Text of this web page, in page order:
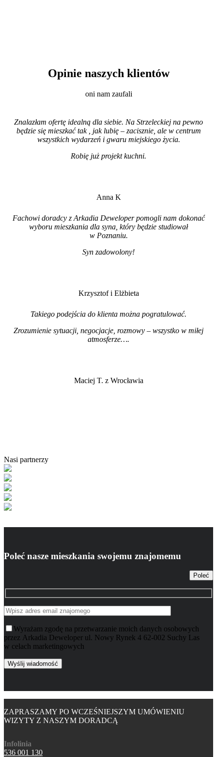
Opinie naszych klientów
oni nam zaufali
Znalazłam ofertę idealną dla siebie. Na Strzeleckiej na pewno
będzie się mieszkać tak , jak lubię – zacisznie, ale w centrum
wszystkich wydarzeń i gwaru miejskiego życia.
Robię już projekt kuchni.
Anna K
Fachowi doradcy z Arkadia Deweloper pomogli nam dokonać
wyboru mieszkania dla syna, który będzie studiował
w Poznaniu.
Syn zadowolony!
Krzysztof i Elżbieta
Takiego podejścia do klienta można pogratulować.
Zrozumienie sytuacji, negocjacje, rozmowy – wszystko w miłej
atmosferze….
Maciej T. z Wrocławia
Nasi partnerzy
Poleć nasze mieszkania swojemu znajomemu
Poleć
Wyrażam zgodę na przetwarzanie moich danych osobowych
przez Arkadia Deweloper ul. Nowy Rynek 4 62-002 Suchy Las
w celach marketingowych
ZAPRASZAMY PO WCZEŚNIEJSZYM UMÓWIENIU
WIZYTY Z NASZYM DORADCĄ
Infolinia
536 001 130